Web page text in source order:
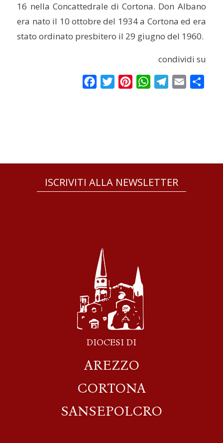
16 nella Concattedrale di Cortona. Don Albano
era nato il 10 ottobre del 1934 a Cortona ed era
stato ordinato presbitero il 29 giugno del 1960.
condividi su
FacebookTwitterPinterestWhatsAppTelegram
Email
ISCRIVITI ALLA NEWSLETTER
DIOCESI DI
AREZZO
CORTONA
SANSEPOLCRO